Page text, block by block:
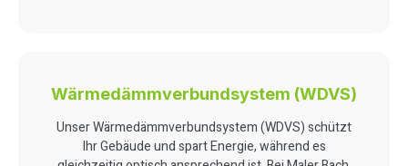
Wärmedämmverbundsystem (WDVS)
Unser Wärmedämmverbundsystem (WDVS) schützt
Ihr Gebäude und spart Energie, während es